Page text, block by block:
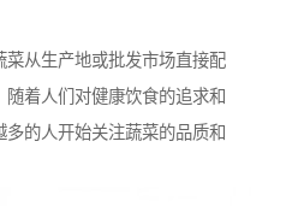
菜从生产地或批发市场直接配
着人们对健康饮食的追求和
的人开始关注蔬菜的品质和